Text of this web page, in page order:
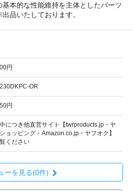
本的な性能維持を主体としたパーツ
品いたしております。
円
OR
円
につき他直営サイト【twrproducts.jp・ヤ
ョッピング・Amazon.co.jp・ヤフオク】
ください
ーを見る(0件)